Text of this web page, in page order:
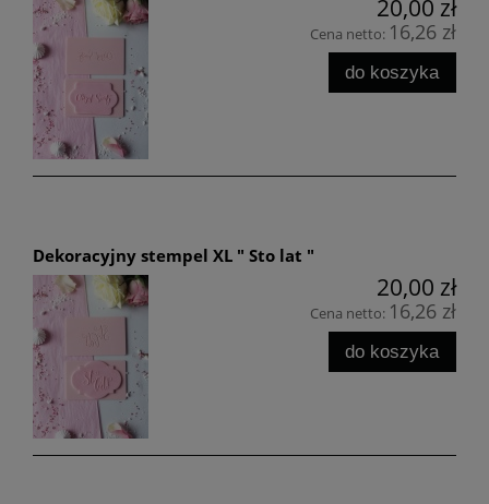
20,00 zł
Cena netto: 16,26 zł
do koszyka
Dekoracyjny stempel XL " Sto lat "
20,00 zł
Cena netto: 16,26 zł
do koszyka